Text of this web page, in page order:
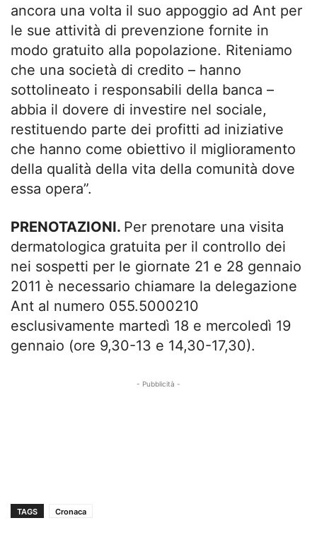
ancora una volta il suo appoggio ad Ant per
le sue attività di prevenzione fornite in
modo gratuito alla popolazione. Riteniamo
che una società di credito – hanno
sottolineato i responsabili della banca –
abbia il dovere di investire nel sociale,
restituendo parte dei profitti ad iniziative
che hanno come obiettivo il miglioramento
della qualità della vita della comunità dove
essa opera”.
PRENOTAZIONI. Per prenotare una visita
dermatologica gratuita per il controllo dei
nei sospetti per le giornate 21 e 28 gennaio
2011 è necessario chiamare la delegazione
Ant al numero 055.5000210
esclusivamente martedì 18 e mercoledì 19
gennaio (ore 9,30-13 e 14,30-17,30).
- Pubblicità -
TAGS Cronaca